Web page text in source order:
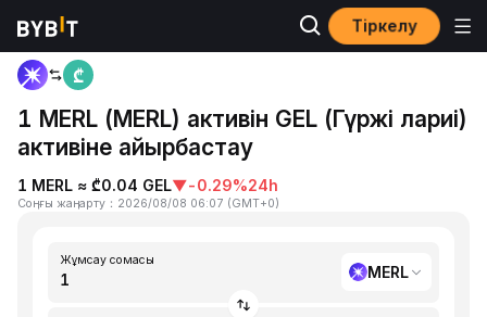
Тіркелу
Басты бет
1 MERL (MERL) активін GEL (Гүржі лариі)
активіне айырбастау
1 MERL ≈ ₾0.04 GEL▼-0.29%24h
Соңғы жаңарту ： 2026/08/08 06:07 (GMT+0)
Жұмсау сомасы
MERL